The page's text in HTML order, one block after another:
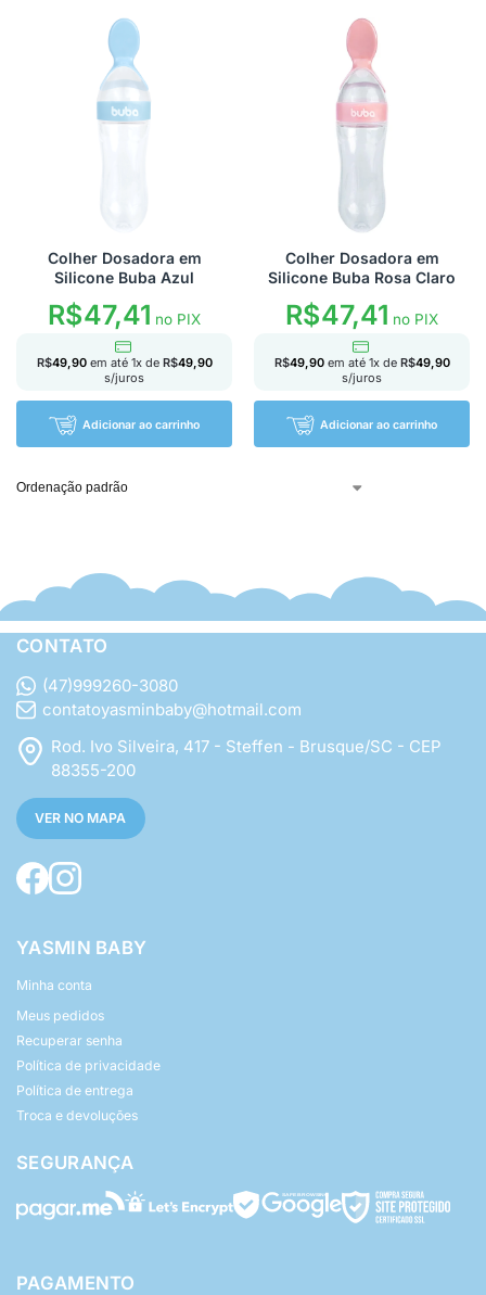
Colher Dosadora em
Silicone Buba Azul
R$47,41 no PIX
R$49,90 em até 1x de R$49,90
s/juros
Adicionar ao carrinho
Colher Dosadora em
Silicone Buba Rosa Claro
R$47,41 no PIX
R$49,90 em até 1x de R$49,90
s/juros
Adicionar ao carrinho
CONTATO
(47)999260-3080
contatoyasminbaby@hotmail.com
Rod. Ivo Silveira, 417 - Steffen - Brusque/SC - CEP
88355-200
VER NO MAPA
YASMIN BABY
Minha conta
Meus pedidos
Recuperar senha
Política de privacidade
Política de entrega
Troca e devoluções
SEGURANÇA
PAGAMENTO